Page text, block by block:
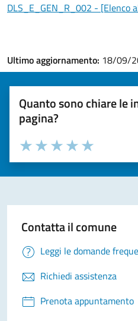
DLS_E_GEN_R_002 - [Elenco
Ultimo aggiornamento: 18/09/
Quanto sono chiare le
pagina?
Valuta la chiarezza delle
Seleziona il numero di stelle
Valuta 5
Valuta 4 stelle su
Valuta 3 stelle su 5
Valuta 2 stelle su 5
Valuta 1 stelle su 5
Contatta il comune
Leggi le domande
Richiedi assistenza
Prenota appuntamento